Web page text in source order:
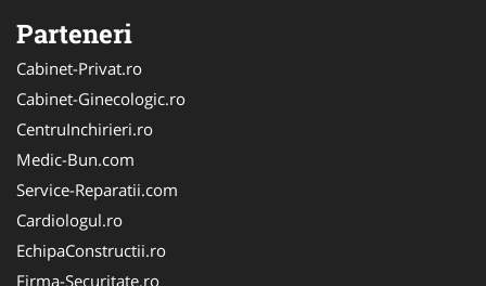
Parteneri
Cabinet-Privat.ro
Cabinet-Ginecologic.ro
CentruInchirieri.ro
Medic-Bun.com
Service-Reparatii.com
Cardiologul.ro
EchipaConstructii.ro
Firma-Securitate.ro